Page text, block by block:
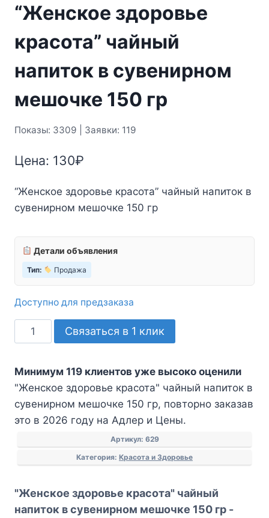
“Женское здоровье
красота” чайный
напиток в сувенирном
мешочке 150 гр
Показы: 3309 | Заявки: 119
Цена: 130₽
“Женское здоровье красота” чайный напиток в
сувенирном мешочке 150 гр
Детали объявления
Тип: Продажа
Доступно для предзаказа
Количество
товара
здоровье
красота"
чайный
напиток
150
гр
Связаться в 1 клик
Минимум 119 клиентов уже высоко оценили
"Женское здоровье красота" чайный напиток в
сувенирном мешочке 150 гр, повторно заказав
это в 2026 году на Адлер и Цены.
Артикул: 629
Категория: Красота и Здоровье
"Женское здоровье красота" чайный
напиток в сувенирном мешочке 150 гр -